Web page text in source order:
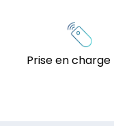
Prise en charge